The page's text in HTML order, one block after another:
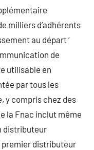
milliers d’adhérents
au départ ‘
de
utilisable en
par tous les
y compris chez des
la Fnac inclut même
distributeur
premier distributeur